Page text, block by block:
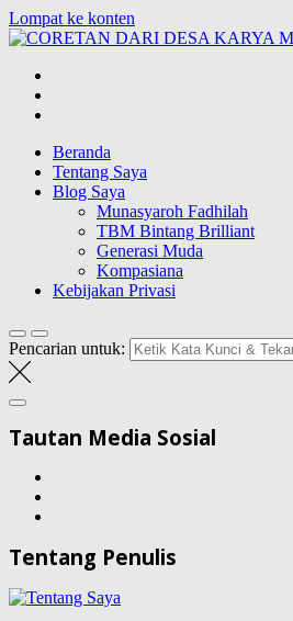
Lompat ke konten
Blog Wong Ndeso yang ingin berbagi
Beranda
Tentang Saya
Blog Saya
Munasyaroh Fadhilah
TBM Bintang Brilliant
Generasi Muda
Kompasiana
Kebijakan Privasi
Pencarian untuk:
Tautan Media Sosial
Tentang Penulis